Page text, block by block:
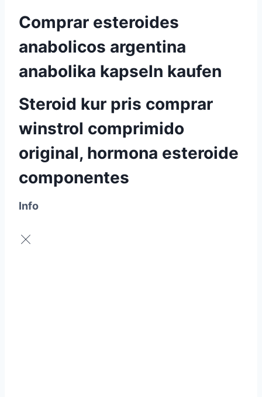
Comprar esteroides
anabolicos argentina
anabolika kapseln kaufen
Steroid kur pris comprar
winstrol comprimido
original, hormona esteroide
componentes
Info